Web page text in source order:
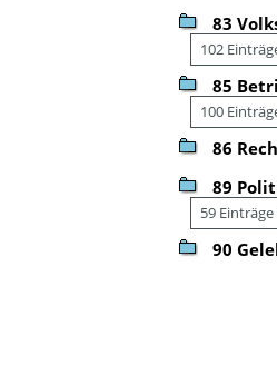
83
102
85
100
86
89
59 Einträge
90